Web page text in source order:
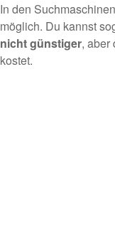
In den Suchmaschinen
möglich. Du kannst
nicht günstiger, aber
kostet.